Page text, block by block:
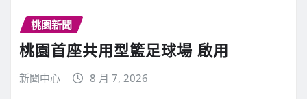
桃園新聞
桃園首座共用型籃足球場 啟用
新聞中心 8 月 7, 2026